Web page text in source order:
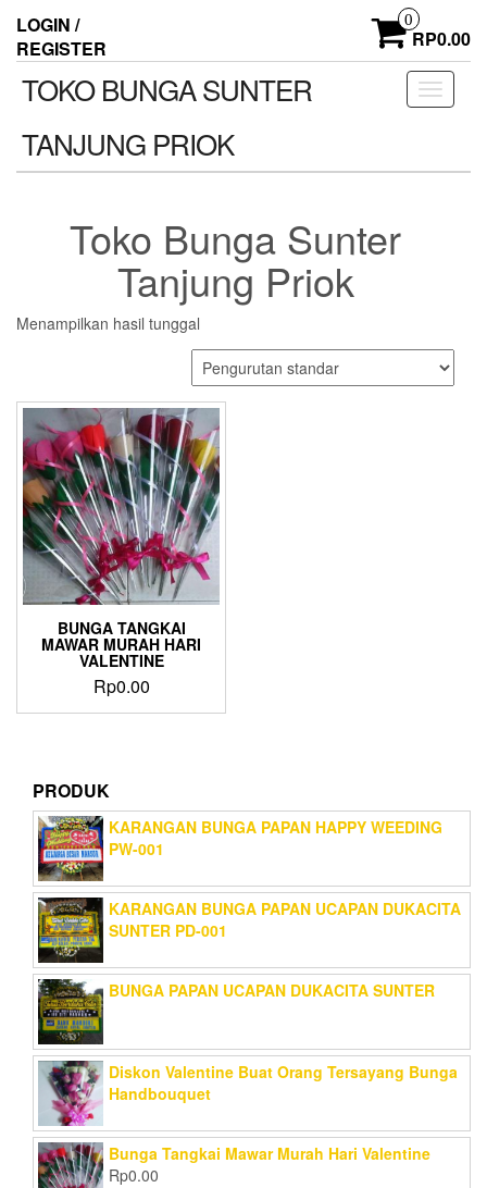
the
content
LOGIN /
REGISTER
0
RP0.00
Toggle
TOKO BUNGA SUNTER
TANJUNG PRIOK
Toko Bunga Sunter
Tanjung Priok
Menampilkan hasil tunggal
BUNGA TANGKAI
MAWAR MURAH HARI
VALENTINE
Rp0.00
PRODUK
KARANGAN BUNGA PAPAN HAPPY WEEDING
PW-001
KARANGAN BUNGA PAPAN UCAPAN DUKACITA
SUNTER PD-001
BUNGA PAPAN UCAPAN DUKACITA SUNTER
Diskon Valentine Buat Orang Tersayang Bunga
Handbouquet
Bunga Tangkai Mawar Murah Hari Valentine
Rp0.00